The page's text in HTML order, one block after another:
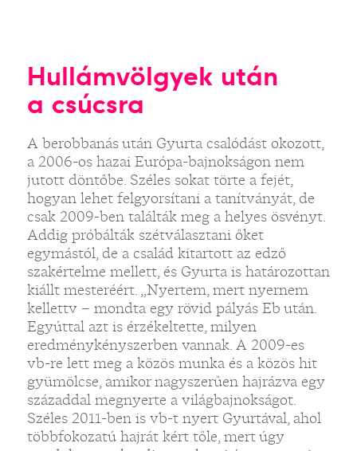
Hullámvölgyek után
a csúcsra
A berobbanás után Gyurta csalódást okozott,
a 2006-os hazai Európa-bajnokságon nem
jutott döntőbe. Széles sokat törte a fejét,
hogyan lehet felgyorsítani a tanítványát, de
csak 2009-ben találták meg a helyes ösvényt.
Addig próbálták szétválasztani őket
egymástól, de a család kitartott az edző
szakértelme mellett, és Gyurta is határozottan
kiállt mesteréért. „Nyertem, mert nyernem
kellettv – mondta egy rövid pályás Eb után.
Egyúttal azt is érzékeltette, milyen
eredménykényszerben vannak. A 2009-es
vb-re lett meg a közös munka és a közös hit
gyümölcse, amikor nagyszerűen hajrázva egy
századdal megnyerte a világbajnokságot.
Széles 2011-ben is vb-t nyert Gyurtával, ahol
többfokozatú hajrát kért tőle, mert úgy